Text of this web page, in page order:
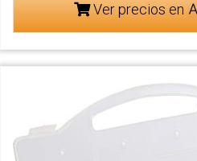
Ver precios en